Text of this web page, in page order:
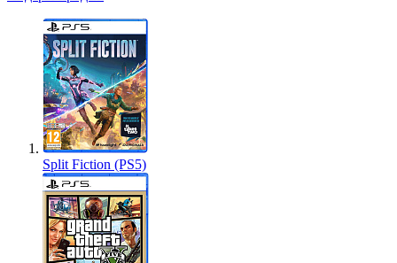
Split Fiction (PS5)